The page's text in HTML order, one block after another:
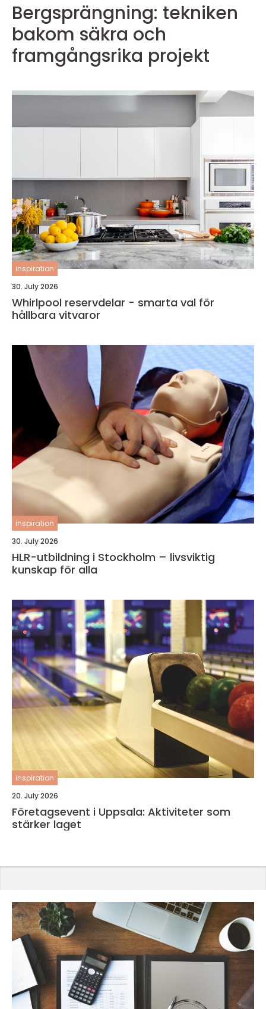
Bergsprängning: tekniken
bakom säkra och
framgångsrika projekt
inspiration
30. July 2026
Whirlpool reservdelar - smarta val för
hållbara vitvaror
inspiration
30. July 2026
HLR-utbildning i Stockholm – livsviktig
kunskap för alla
inspiration
20. July 2026
Företagsevent i Uppsala: Aktiviteter som
stärker laget